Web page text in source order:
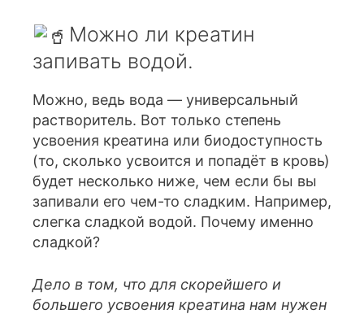
Можно ли креатин
запивать водой.
Можно, ведь вода — универсальный
растворитель. Вот только степень
усвоения креатина или биодоступность
(то, сколько усвоится и попадёт в кровь)
будет несколько ниже, чем если бы вы
запивали его чем-то сладким. Например,
слегка сладкой водой. Почему именно
сладкой?
Дело в том, что для скорейшего и
большего усвоения креатина нам нужен